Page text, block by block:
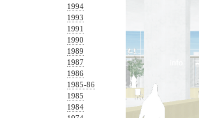
1994
1993
1991
1990
1989
1987
1986
1985-86
1985
1984